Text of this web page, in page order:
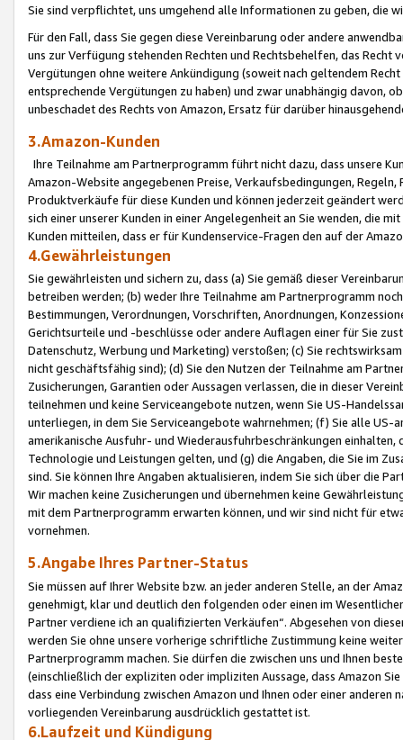
Sie sind verpflichtet, uns umgehend alle Informationen zu geben, die
Für den Fall, dass Sie gegen diese Vereinbarung oder andere
uns zur Verfügung stehenden Rechten und Rechtsbehelfen, das
Vergütungen ohne weitere Ankündigung (soweit nach geltendem
entsprechende Vergütungen zu haben) und zwar unabhängig davon,
unbeschadet des Rechts von Amazon, Ersatz für darüber
3.Amazon-Kunden
Ihre Teilnahme am Partnerprogramm führt nicht dazu, dass unsere
Amazon-Website angegebenen Preise, Verkaufsbedingungen,
Produktverkäufe für diese Kunden und können jederzeit geändert
sich einer unserer Kunden in einer Angelegenheit an Sie wenden, die
Kunden mitteilen, dass er für Kundenservice-Fragen den auf der
4.Gewährleistungen
Sie gewährleisten und sichern zu, dass (a) Sie gemäß dieser
betreiben werden; (b) weder Ihre Teilnahme am Partnerprogramm
Bestimmungen, Verordnungen, Vorschriften, Anordnungen,
Gerichtsurteile und -beschlüsse oder andere Auflagen einer für Sie
Datenschutz, Werbung und Marketing) verstoßen; (c) Sie
nicht geschäftsfähig sind); (d) Sie den Nutzen der Teilnahme am
Zusicherungen, Garantien oder Aussagen verlassen, die in dieser
teilnehmen und keine Serviceangebote nutzen, wenn Sie US-
unterliegen, in dem Sie Serviceangebote wahrnehmen; (f) Sie alle
amerikanische Ausfuhr- und Wiederausfuhrbeschränkungen
Technologie und Leistungen gelten, und (g) die Angaben, die Sie im
sind. Sie können Ihre Angaben aktualisieren, indem Sie sich über die
Wir machen keine Zusicherungen und übernehmen keine
mit dem Partnerprogramm erwarten können, und wir sind nicht für
vornehmen.
5.Angabe Ihres Partner-Status
Sie müssen auf Ihrer Website bzw. an jeder anderen Stelle, an der
genehmigt, klar und deutlich den folgenden oder einen im
Partner verdiene ich an qualifizierten Verkäufen“. Abgesehen von
werden Sie ohne unsere vorherige schriftliche Zustimmung keine
Partnerprogramm machen. Sie dürfen die zwischen uns und Ihnen
(einschließlich der expliziten oder impliziten Aussage, dass Amazon
dass eine Verbindung zwischen Amazon und Ihnen oder einer
vorliegenden Vereinbarung ausdrücklich gestattet ist.
6.Laufzeit und Kündigung